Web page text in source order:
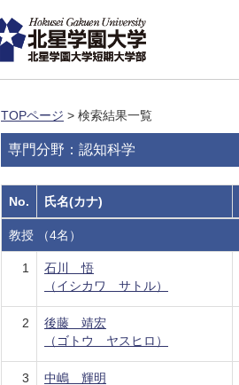
TOPページ > 検索結果一覧
専門分野：認知科学
No. 氏名(カナ)
教授 （4名）
1
石川 悟
（イシカワ サトル）
2
後藤 靖宏
（ゴトウ ヤスヒロ）
3
中嶋 輝明